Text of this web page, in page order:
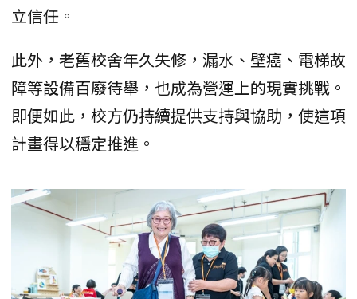
立信任。
此外，老舊校舍年久失修，漏水、壁癌、電梯故
障等設備百廢待舉，也成為營運上的現實挑戰。
即便如此，校方仍持續提供支持與協助，使這項
計畫得以穩定推進。